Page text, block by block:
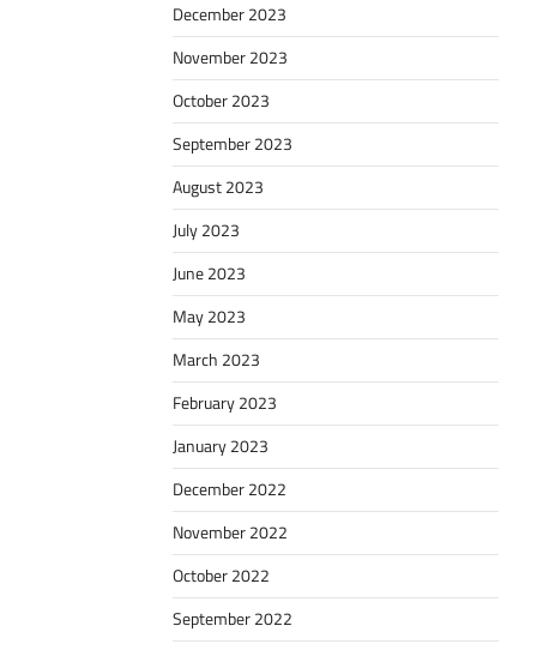
December 2023
November 2023
October 2023
September 2023
August 2023
July 2023
June 2023
May 2023
March 2023
February 2023
January 2023
December 2022
November 2022
October 2022
September 2022